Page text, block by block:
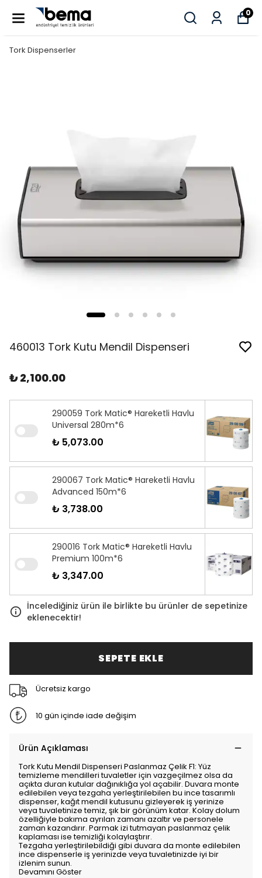
0
Tork Dispenserler
460013 Tork Kutu Mendil Dispenseri
₺ 2,100.00
290059 Tork Matic® Hareketli Havlu
Universal 280m*6
₺ 5,073.00
290067 Tork Matic® Hareketli Havlu
Advanced 150m*6
₺ 3,738.00
290016 Tork Matic® Hareketli Havlu
Premium 100m*6
₺ 3,347.00
İncelediğiniz ürün ile birlikte bu ürünler de sepetinize
eklenecektir!
SEPETE EKLE
Ücretsiz kargo
10 gün içinde iade değişim
Ürün Açıklaması
Tork Kutu Mendil Dispenseri Paslanmaz Çelik F1: Yüz
temizleme mendilleri tuvaletler için vazgeçilmez olsa da
açıkta duran kutular dağınıklığa yol açabilir. Duvara monte
edilebilen veya tezgaha yerleştirilebilen bu ince tasarımlı
dispenser, kağıt mendil kutusunu gizleyerek iş yerinize
veya tuvaletinize temiz, şık bir görünüm katar. Kolay dolum
özelliğiyle bakıma ayrılan zamanı azaltır ve personele
zaman kazandırır. Parmak izi tutmayan paslanmaz çelik
kaplaması ise temizliği kolaylaştırır.
Tezgaha yerleştirilebildiği gibi duvara da monte edilebilen
ince dispenserle iş yerinizde veya tuvaletinizde iyi bir
izlenim sunun.
Devamını Göster